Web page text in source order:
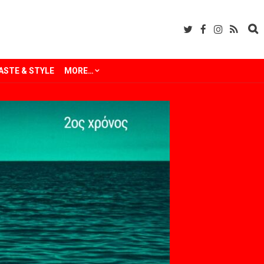
& STYLE MORE…